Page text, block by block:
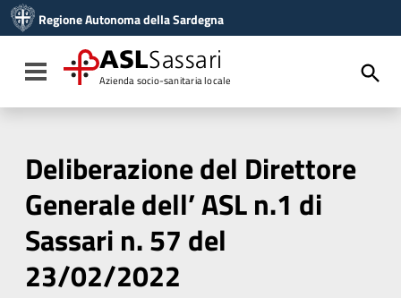
Vai al menu di navigazione
Vai al footer
Regione Autonoma della Sardegna
Toggle navigation
ASLSassari
Azienda socio-sanitaria locale
Deliberazione del Direttore
Generale dell’ ASL n.1 di
Sassari n. 57 del
23/02/2022